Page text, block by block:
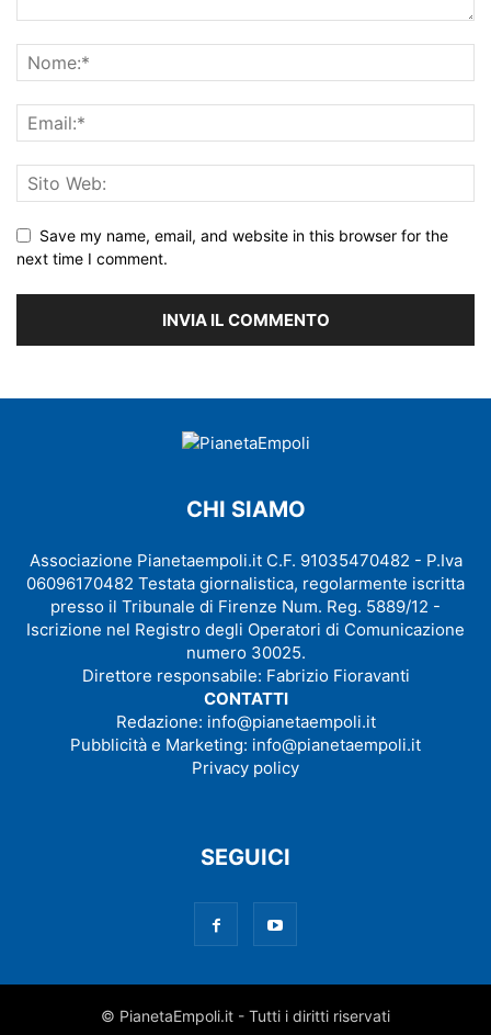
Save my name, email, and website in this browser for the
next time I comment.
CHI SIAMO
Associazione Pianetaempoli.it C.F. 91035470482 - P.Iva
06096170482 Testata giornalistica, regolarmente iscritta
presso il Tribunale di Firenze Num. Reg. 5889/12 -
Iscrizione nel Registro degli Operatori di Comunicazione
numero 30025.
Direttore responsabile: Fabrizio Fioravanti
CONTATTI
Redazione: info@pianetaempoli.it
Pubblicità e Marketing: info@pianetaempoli.it
Privacy policy
SEGUICI
© PianetaEmpoli.it - Tutti i diritti riservati